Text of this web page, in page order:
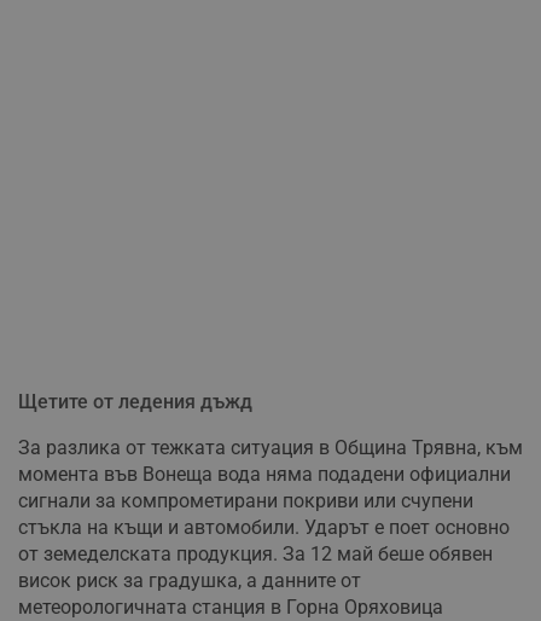
Щетите от ледения дъжд
За разлика от тежката ситуация в Община Трявна, към
момента във Вонеща вода няма подадени официални
сигнали за компрометирани покриви или счупени
стъкла на къщи и автомобили. Ударът е поет основно
от земеделската продукция. За 12 май беше обявен
висок риск за градушка, а данните от
метеорологичната станция в Горна Оряховица